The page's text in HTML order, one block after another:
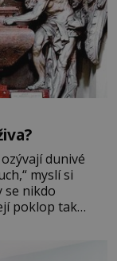
dunivé
myslí si
se nikdo
poklop tak